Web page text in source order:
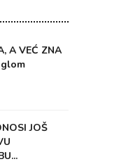
A VEĆ ZNA
JOŠ